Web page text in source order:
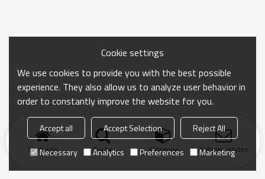
Startseite Suche Kategorie Anfrage senden
Cookie settings
We use cookies to provide you with the best possible
experience. They also allow us to analyze user behavior in
order to constantly improve the website for you.
Accept all Accept Selection
Reject All
Necessary
Analytics Preferences Marketing